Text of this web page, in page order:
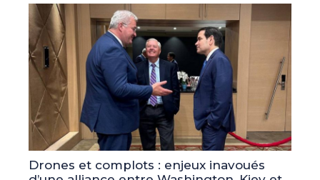
Drones et complots : enjeux inavoués